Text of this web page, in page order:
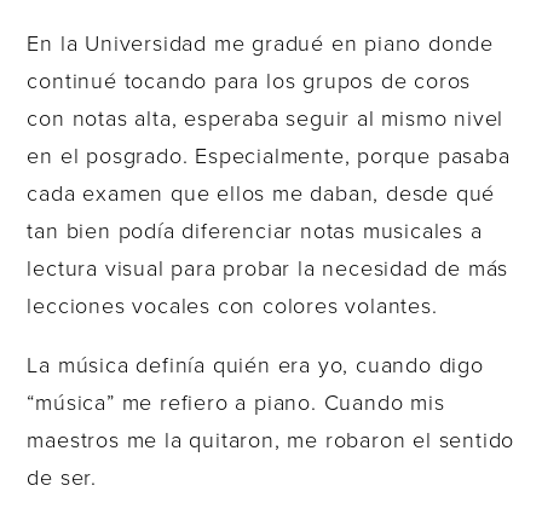
En la Universidad me gradué en piano donde
continué tocando para los grupos de coros
con notas alta, esperaba seguir al mismo nivel
en el posgrado. Especialmente, porque pasaba
cada examen que ellos me daban, desde qué
tan bien podía diferenciar notas musicales a
lectura visual para probar la necesidad de más
lecciones vocales con colores volantes.
La música definía quién era yo, cuando digo
“música” me refiero a piano. Cuando mis
maestros me la quitaron, me robaron el sentido
de ser.